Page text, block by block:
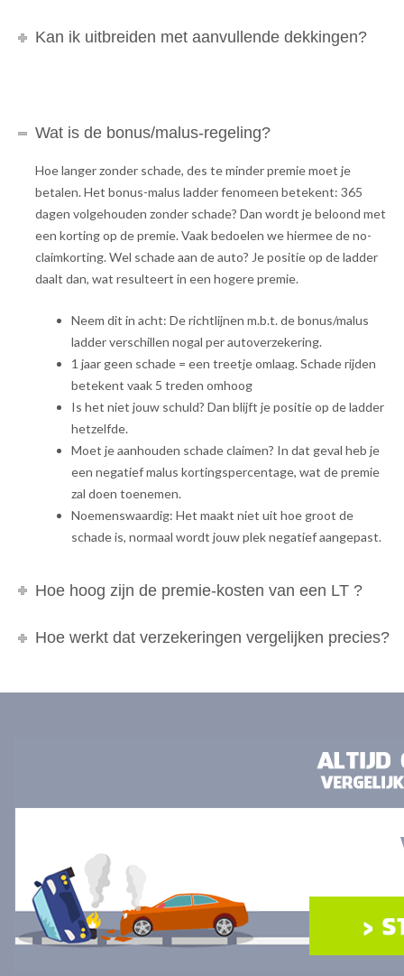
Kan ik uitbreiden met aanvullende dekkingen?
Wat is de bonus/malus-regeling?
Hoe langer zonder schade, des te minder premie moet je
betalen. Het bonus-malus ladder fenomeen betekent: 365
dagen volgehouden zonder schade? Dan wordt je beloond met
een korting op de premie. Vaak bedoelen we hiermee de no-
claimkorting. Wel schade aan de auto? Je positie op de ladder
daalt dan, wat resulteert in een hogere premie.
Neem dit in acht: De richtlijnen m.b.t. de bonus/malus
ladder verschillen nogal per autoverzekering.
1 jaar geen schade = een treetje omlaag. Schade rijden
betekent vaak 5 treden omhoog
Is het niet jouw schuld? Dan blijft je positie op de ladder
hetzelfde.
Moet je aanhouden schade claimen? In dat geval heb je
een negatief malus kortingspercentage, wat de premie
zal doen toenemen.
Noemenswaardig: Het maakt niet uit hoe groot de
schade is, normaal wordt jouw plek negatief aangepast.
Hoe hoog zijn de premie-kosten van een LT ?
Hoe werkt dat verzekeringen vergelijken precies?